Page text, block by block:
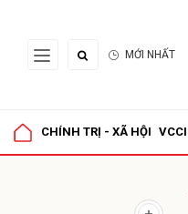
MỚI NHẤT
CHÍNH TRỊ - XÃ HỘI VCCI